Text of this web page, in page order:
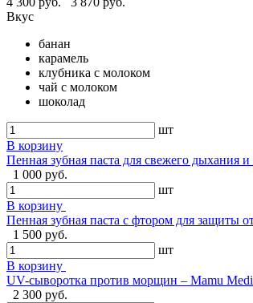
Вкус
банан
карамель
клубника с молоком
чай с молоком
шоколад
шт
В корзину
Пенная зубная паста для свежего дыхания
1 000 руб.
шт
В корзину
Пенная зубная паста с фтором для защиты
1 500 руб.
шт
В корзину
UV-сыворотка против морщин – Mamu
2 300 руб.